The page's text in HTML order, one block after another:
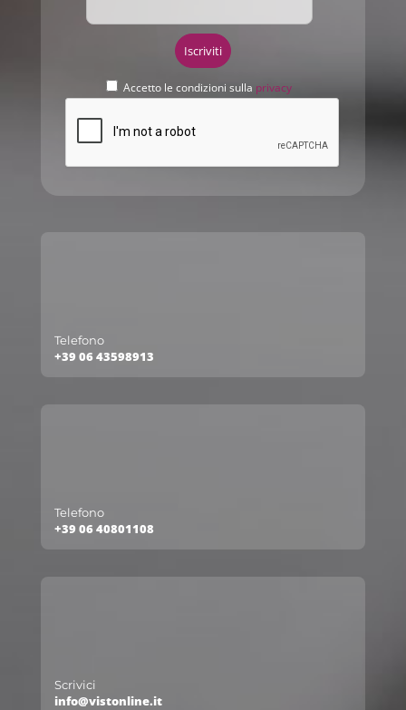
Accetto le condizioni sulla privacy
Telefono
+39 06 43598913
Telefono
+39 06 40801108
Scrivici
info@vistonline.it